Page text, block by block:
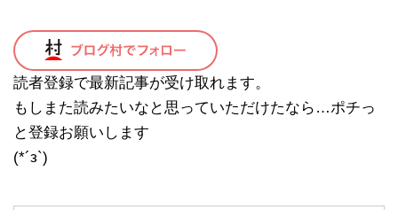
読者登録で最新記事が受け取れます。
もしまた読みたいなと思っていただけたなら…ポチっ
と登録お願いします
(*´з`)